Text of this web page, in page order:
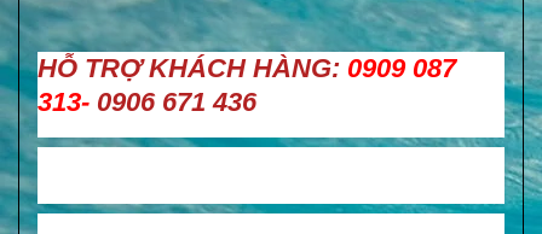
HỖ TRỢ KHÁCH HÀNG: 0909 087
313- 0906 671 436